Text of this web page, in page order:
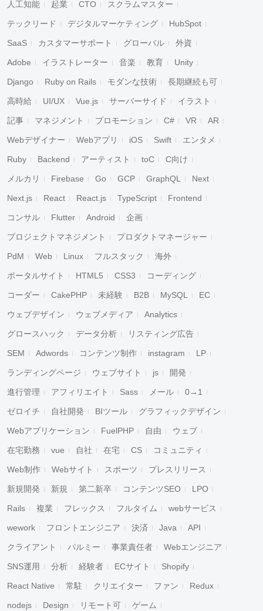
人工知能 起業 CTO スクラムマスター
テックリード デジタルマーケティング HubSpot
SaaS カスタマーサポート グローバル 外資
Adobe イラストレーター 音楽 教育 Unity
Django Ruby on Rails モダンな技術 長期継続も可
高時給 UI/UX Vue.js サーバーサイド イラスト
記事 マネジメント プロモーション C# VR AR
Webデザイナー Webアプリ iOS Swift エンタメ
Ruby Backend アーティスト toC C向け
メルカリ Firebase Go GCP GraphQL Next
Next.js React React.js TypeScript Frontend
コンサル Flutter Android 企画
プロジェクトマネジメント プロダクトマネージャー
PdM Web Linux フルスタック 海外
ポータルサイト HTML5 CSS3 コーディング
コーダー CakePHP 未経験 B2B MySQL EC
ウェブデザイン ウェブメディア Analytics
グロースハック データ分析 リスティング広告
SEM Adwords コンテンツ制作 instagram LP
ランディングページ ウェブサイト js 開発
進行管理 アフィリエイト Sass メール 0→1
ゼロイチ 自社開発 BIツール グラフィックデザイン
Webアプリケーション FuelPHP 自由 ウェブ
在宅勤務 vue 自社 在宅 CS コミュニティ
Web制作 Webサイト スポーツ プレスリリース
新規開発 新規 第二新卒 コンテンツSEO LPO
Rails 複業 フレックス フルタイム webサービス
wework フロントエンジニア 決済 Java API
クライアント パルミー 事業責任者 Webエンジニア
SNS運用 分析 経験者 ECサイト Shopify
React Native 常駐 クリエイター ファン Redux
nodejs Design リモート可 ゲーム